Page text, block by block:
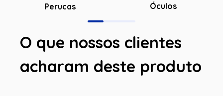
Perucas Óculos
O que nossos clientes
acharam deste produto